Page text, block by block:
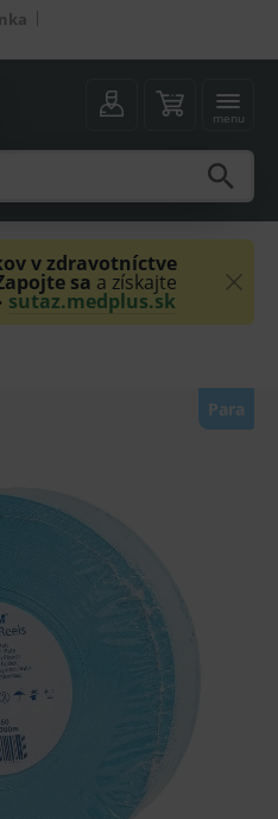
menu
v zdravotníctve
sa a získajte
sutaz.medplus.sk
Para